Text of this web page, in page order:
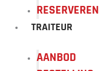
RESERVEREN
TRAITEUR
AANBOD